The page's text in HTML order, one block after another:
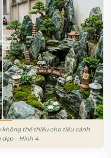
không thể thiếu cho tiểu cảnh
– Hình 4